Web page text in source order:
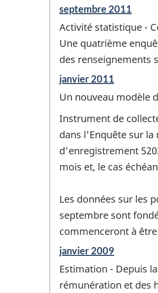
Période
référence
de
changement
-
septembre 2011
Activité statistique -
Une quatrième
des renseignements
Période
référence
changement
-
janvier 2011
Un nouveau modèle
Instrument de
dans l'Enquête sur la
d'enregistrement
mois et, le cas
Les données sur les
septembre sont
commenceront à
Période
référence
de
janvier 2009
Estimation - Depuis
rémunération et des